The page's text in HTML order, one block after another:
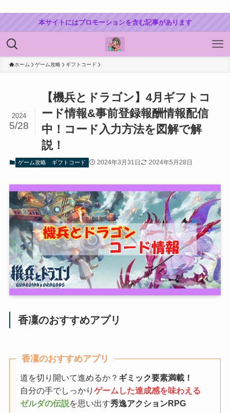
本サイトにはプロモーションを含む記事があります
ホーム ゲーム攻略 ギフトコード
【機兵とドラゴン】4月ギフトコ
ード情報&事前登録報酬情報配信
中！コード入力方法を図解で解
説！
2024
5/28
ゲーム攻略 ギフトコード 2024年3月31日 2024年5月28日
香凜のおすすめアプリ
香凜のおすすめアプリ
道を切り開いて進めるか？ ギミック要素満載！
自分の手でしっかりゲームした達成感を味わえる
ゼルダの伝説を思い出す秀逸アクションRPG